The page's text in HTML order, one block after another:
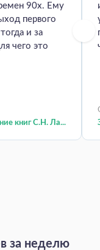
90х. Ему
первого
и за
чего это
книг С.Н. Ла...
за неделю